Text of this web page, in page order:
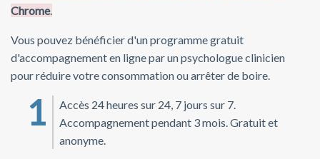
Chrome.
Vous pouvez bénéficier d'un programme gratuit
d'accompagnement en ligne par un psychologue clinicien
pour réduire votre consommation ou arrêter de boire.
Accès 24 heures sur 24, 7 jours sur 7.
Accompagnement pendant 3 mois. Gratuit et
anonyme.